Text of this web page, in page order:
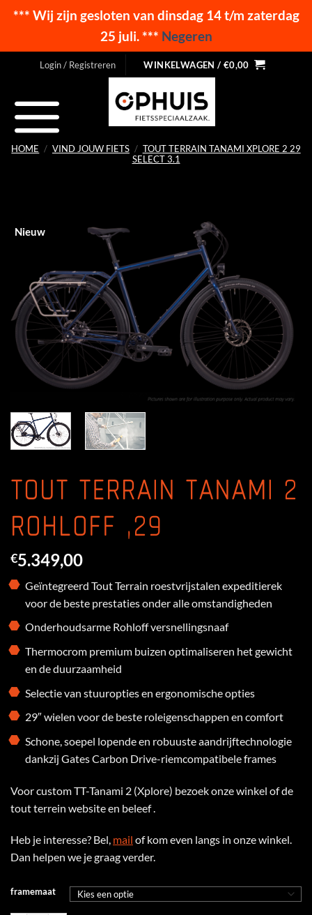
*** Wij zijn gesloten van dinsdag 14 t/m zaterdag
25 juli. *** Negeren
Login / Registreren WINKELWAGEN / €0,00
HOME / VIND JOUW FIETS / TOUT TERRAIN TANAMI XPLORE 2 29
SELECT 3.1
Nieuw
TOUT TERRAIN TANAMI 2
ROHLOFF ,29
€5.349,00
Geïntegreerd Tout Terrain roestvrijstalen expeditierek
voor de beste prestaties onder alle omstandigheden
Onderhoudsarme Rohloff versnellingsnaaf
Thermocrom premium buizen optimaliseren het gewicht
en de duurzaamheid
Selectie van stuuropties en ergonomische opties
29″ wielen voor de beste roleigenschappen en comfort
Schone, soepel lopende en robuuste aandrijftechnologie
dankzij Gates Carbon Drive-riemcompatibele frames
Voor custom TT-Tanami 2 (Xplore) bezoek onze winkel of de
tout terrein website en beleef .
Heb je interesse? Bel, mail of kom even langs in onze winkel.
Dan helpen we je graag verder.
framemaat